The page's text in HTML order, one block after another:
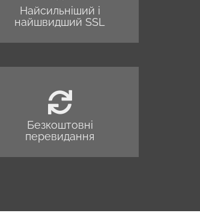
Найсильніший і
найшвидший SSL
Безкоштовні
перевидання